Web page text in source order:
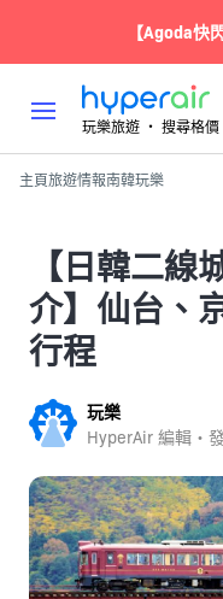
【Agoda快
玩樂旅遊 ‧ 搜尋格價
主頁旅遊情報南韓玩樂
【日韓二
介】仙台、
行程
玩樂
HyperAir 編輯・